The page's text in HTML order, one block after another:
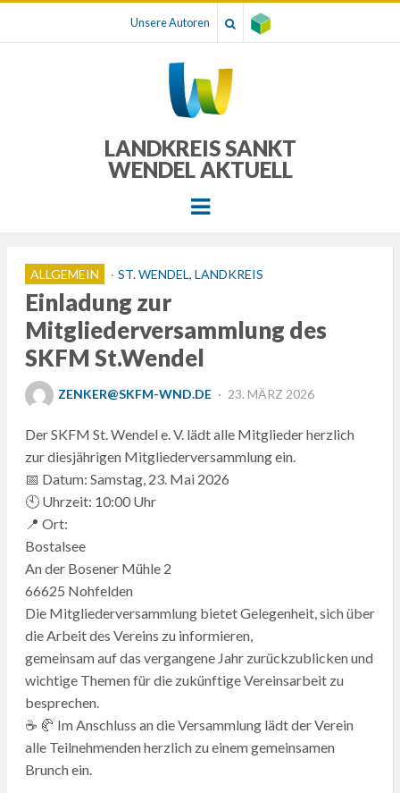
Unsere Autoren
LANDKREIS SANKT
WENDEL AKTUELL
Menu
ALLGEMEIN ST. WENDEL, LANDKREIS
Einladung zur
Mitgliederversammlung des
SKFM St.Wendel
ZENKER@SKFM-WND.DE
POSTED
23. MÄRZ 2026
Der SKFM St. Wendel e. V. lädt alle Mitglieder herzlich
zur diesjährigen Mitgliederversammlung ein.
📅 Datum: Samstag, 23. Mai 2026
🕙 Uhrzeit: 10:00 Uhr
📍 Ort:
Bostalsee
An der Bosener Mühle 2
66625 Nohfelden
Die Mitgliederversammlung bietet Gelegenheit, sich über
die Arbeit des Vereins zu informieren,
gemeinsam auf das vergangene Jahr zurückzublicken und
wichtige Themen für die zukünftige Vereinsarbeit zu
besprechen.
☕ 🥐 Im Anschluss an die Versammlung lädt der Verein
alle Teilnehmenden herzlich zu einem gemeinsamen
Brunch ein.